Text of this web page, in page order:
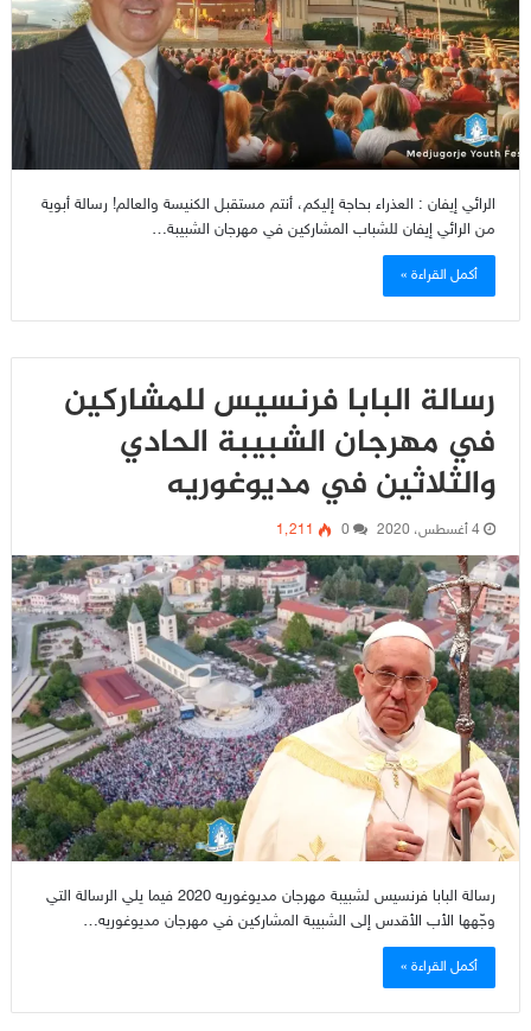
الرائي إيفان : العذراء بحاجة إليكم، أنتم مستقبل الكنيسة والعالم! رسالة أبوية
من الرائي إيفان للشباب المشاركين في مهرجان الشبيبة…
أكمل القراءة »
رسالة البابا فرنسيس للمشاركين
في مهرجان الشبيبة الحادي
والثلاثين في مديوغوريه
4 أغسطس، 2020 0 1٬211
رسالة البابا فرنسيس لشبيبة مهرجان مديوغوريه 2020 فيما يلي الرسالة التي
وجّهها الأب الأقدس إلى الشبيبة المشاركين في مهرجان مديوغوريه…
أكمل القراءة »